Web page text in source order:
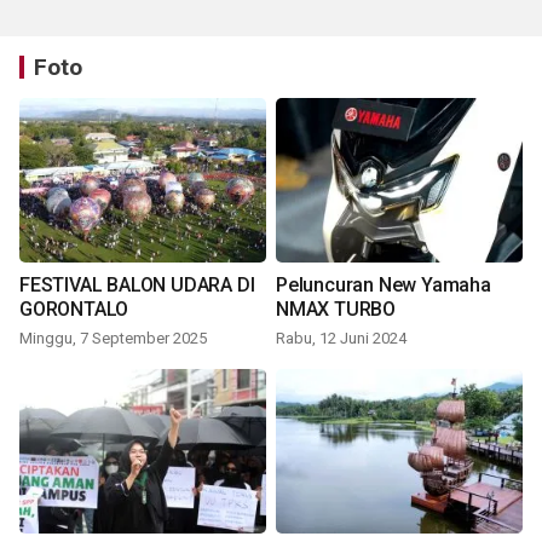
Foto
FESTIVAL BALON UDARA DI
GORONTALO
Minggu, 7 September 2025
Peluncuran New Yamaha
NMAX TURBO
Rabu, 12 Juni 2024